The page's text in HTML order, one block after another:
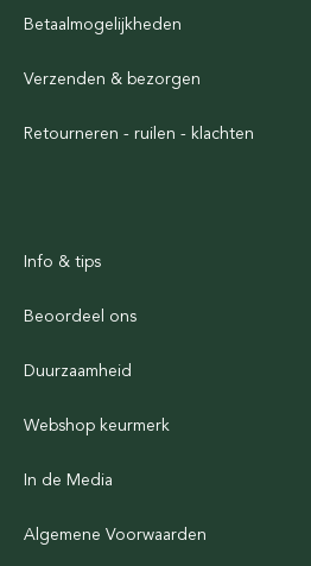
Betaalmogelijkheden
Verzenden & bezorgen
Retourneren - ruilen - klachten
Info & tips
Beoordeel ons
Duurzaamheid
Webshop keurmerk
In de Media
Algemene Voorwaarden